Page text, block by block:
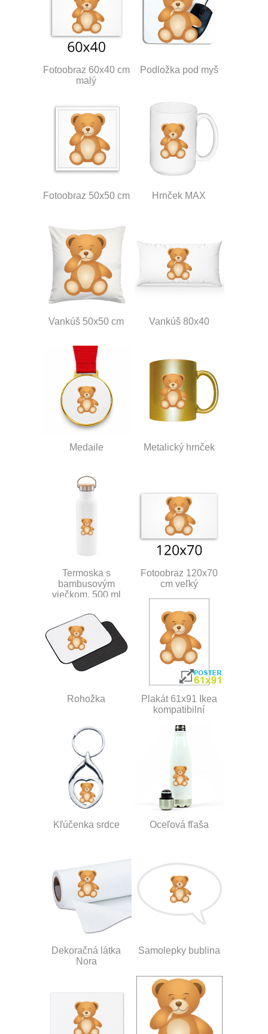
Fotoobraz 60x40 cm
malý
Podložka pod myš
Fotoobraz 50x50 cm Hrnček MAX
Vankúš 50x50 cm Vankúš 80x40
Medaile Metalický hrnček
Termoska s
bambusovým
viečkom, 500 ml
Fotoobraz 120x70
cm veľký
Rohožka
Plakát 61x91 Ikea
kompatibilní
Kľúčenka srdce Oceľová fľaša
Dekoračná látka
Nora
Samolepky bublina